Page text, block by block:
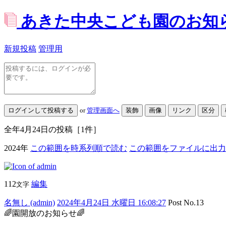
あきた中央こども園のお知
新規投稿 管理用
or管理画面へ
全年4月24日 の投稿 ［1件］
2024年 この範囲を時系列順で読む この範囲をファイルに出
112文字 編集
名無し (admin) 2024年4月24日 水曜日 16:08:27 Post No.13
🌈園開放のお知らせ🌈